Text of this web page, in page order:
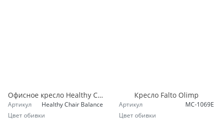
Офисное кресло Healthy Chair Balance
Артикул
Healthy Chair Balance
Цвет обивки
Кресло Falto Olimp
Артикул
MC-1069E
Цвет обивки